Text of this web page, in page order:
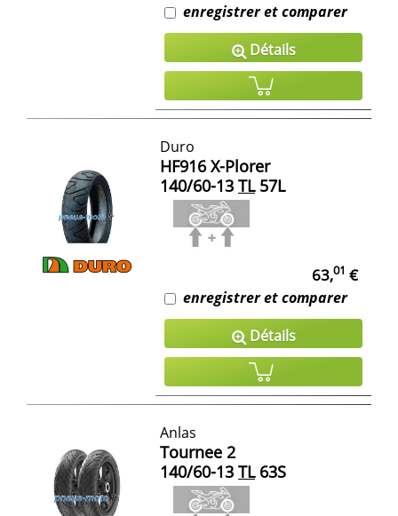
enregistrer et comparer
Détails
Duro
HF916 X-Plorer
140/60-13 TL57L
63,01 €
enregistrer et comparer
Détails
Anlas
Tournee 2
140/60-13 TL63S